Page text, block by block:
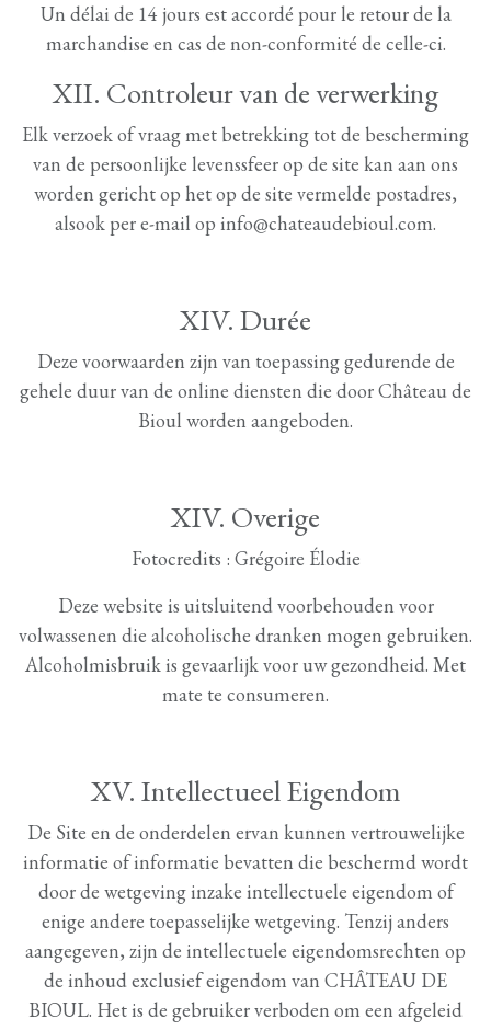
Un délai de 14 jours est accordé pour le retour de la
marchandise en cas de non-conformité de celle-ci.
XII. Controleur van de verwerking
Elk verzoek of vraag met betrekking tot de bescherming
van de persoonlijke levenssfeer op de site kan aan ons
worden gericht op het op de site vermelde postadres,
alsook per e-mail op info@chateaudebioul.com.
XIV. Durée
Deze voorwaarden zijn van toepassing gedurende de
gehele duur van de online diensten die door Château de
Bioul worden aangeboden.
XIV. Overige
Fotocredits : Grégoire Élodie
Deze website is uitsluitend voorbehouden voor
volwassenen die alcoholische dranken mogen gebruiken.
Alcoholmisbruik is gevaarlijk voor uw gezondheid. Met
mate te consumeren.
XV. Intellectueel Eigendom
De Site en de onderdelen ervan kunnen vertrouwelijke
informatie of informatie bevatten die beschermd wordt
door de wetgeving inzake intellectuele eigendom of
enige andere toepasselijke wetgeving. Tenzij anders
aangegeven, zijn de intellectuele eigendomsrechten op
de inhoud exclusief eigendom van CHÂTEAU DE
BIOUL. Het is de gebruiker verboden om een afgeleid